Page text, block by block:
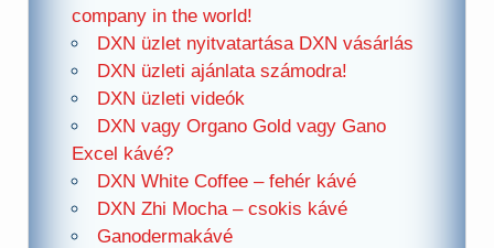
company in the world!
DXN üzlet nyitvatartása DXN vásárlás
DXN üzleti ajánlata számodra!
DXN üzleti videók
DXN vagy Organo Gold vagy Gano
Excel kávé?
DXN White Coffee – fehér kávé
DXN Zhi Mocha – csokis kávé
Ganodermakávé